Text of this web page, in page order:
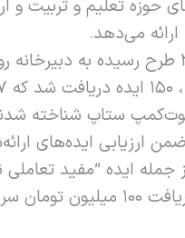
حوزه تعلیم و تربیت و
ارائه می‌دهد.
از بین ۳۵۰ طرح رسیده به
ستاپ شناخته
جمله ایده “مفید تعاملی
موفق به دریافت ۱۰۰